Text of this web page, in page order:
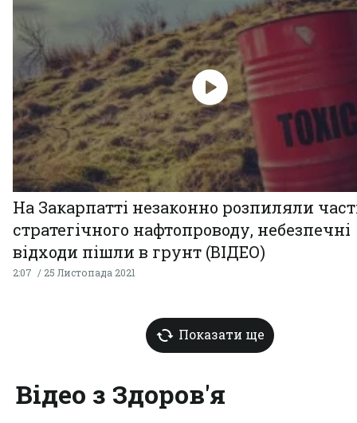
На Закарпатті незаконно розпиляли
стратегічного нафтопроводу, небезпечні
відходи пішли в грунт (ВІДЕО)
2:07 25 Листопада 2021
Показати ще
Відео з Здоров'я